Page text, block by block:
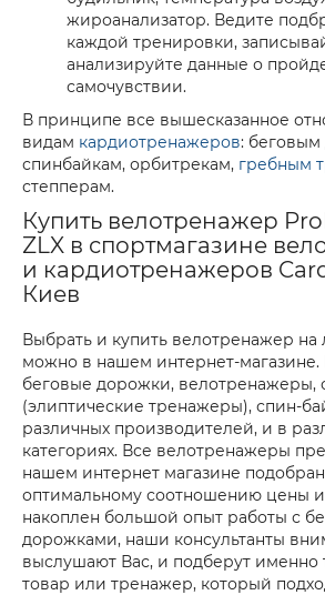
жироанализатор. Ведите
каждой тренировки,
анализируйте данные о
самочувствии.
В принципе все вышесказанное
видам кардиотренажеров:
спинбайкам, орбитрекам, гребным
степперам.
Купить велотренажер
ZLX в спортмагазине
и кардиотренажеров
Киев
Выбрать и купить велотренажер на
можно в нашем интернет-
беговые дорожки, велотренажеры,
(элиптические тренажеры), спин-
различных производителей, и в
категориях. Все велотренажеры
нашем интернет магазине
оптимальному соотношению цены и
накоплен большой опыт работы с
дорожками, наши консультанты
выслушают Вас, и подберут именно
товар или тренажер, который